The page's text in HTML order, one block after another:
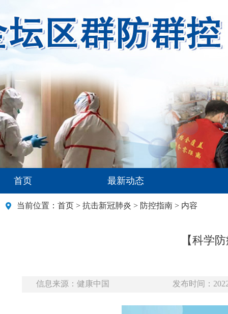
首页 最新动态
当前位置： 首页 > 抗击新冠肺炎 > 防控指南 > 内容
【科学
信息来源：健康中国 发布时间：